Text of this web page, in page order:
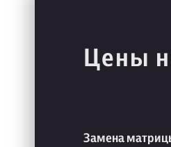
Цены
Замена